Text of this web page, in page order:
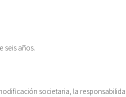
seis años.
societaria, la